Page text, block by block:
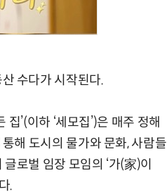
수다가 시작된다.
’(이하 ‘세모집’)은 매주 정해
해 도시의 물가와 문화, 사람들
로벌 임장 모임의 ‘가(家)이
.